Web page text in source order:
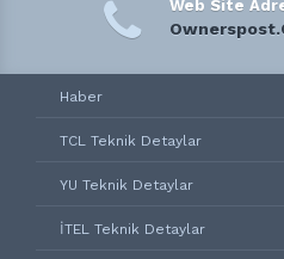
Web Site
Haber
TCL Teknik Detaylar
YU Teknik Detaylar
İTEL Teknik Detaylar